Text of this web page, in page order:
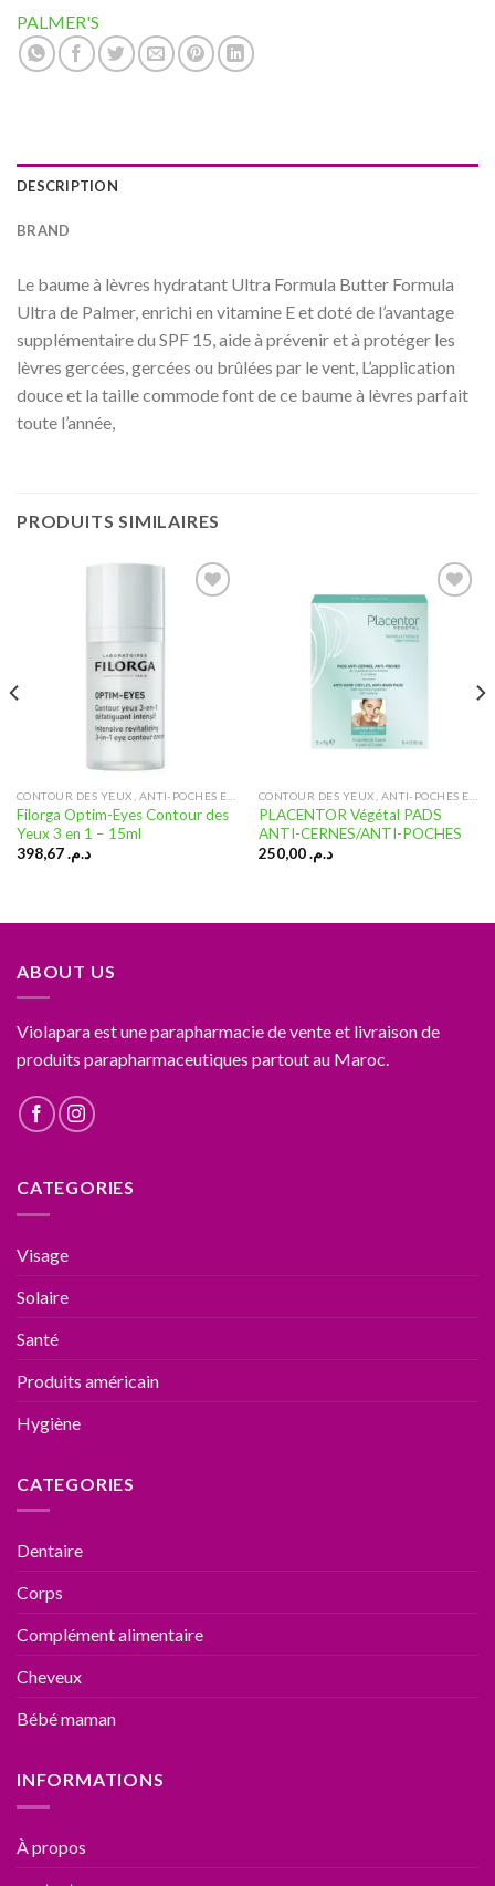
PALMER'S
DESCRIPTION
BRAND
Le baume à lèvres hydratant Ultra Formula Butter Formula
Ultra de Palmer, enrichi en vitamine E et doté de l’avantage
supplémentaire du SPF 15, aide à prévenir et à protéger les
lèvres gercées, gercées ou brûlées par le vent, L’application
douce et la taille commode font de ce baume à lèvres parfait
toute l’année,
PRODUITS SIMILAIRES
Filorga Optim-Eyes Contour des
Yeux 3 en 1 – 15ml
د.م.398,67
PLACENTOR Végétal PADS
ANTI-CERNES/ANTI-POCHES
د.م.250,00
ABOUT US
Violapara est une parapharmacie de vente et livraison de
produits parapharmaceutiques partout au Maroc.
CATEGORIES
Visage
Solaire
Santé
Produits américain
Hygiène
CATEGORIES
Dentaire
Corps
Complément alimentaire
Cheveux
Bébé maman
INFORMATIONS
À propos